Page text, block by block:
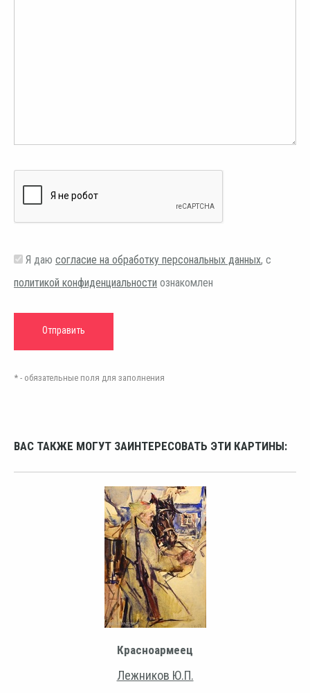
Я даю согласие на обработку персональных данных, с
политикой конфиденциальности ознакомлен
* - обязательные поля для заполнения
ВАС ТАКЖЕ МОГУТ ЗАИНТЕРЕСОВАТЬ ЭТИ КАРТИНЫ:
Красноармеец
Лежников Ю.П.